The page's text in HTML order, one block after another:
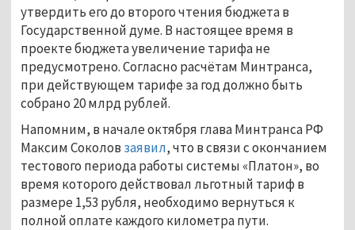
утвердить его до второго чтения бюджета в
Государственной думе. В настоящее время в
проекте бюджета увеличение тарифа не
предусмотрено. Согласно расчётам Минтранса,
при действующем тарифе за год должно быть
собрано 20 млрд рублей.
Напомним, в начале октября глава Минтранса РФ
Максим Соколов заявил, что в связи с окончанием
тестового периода работы системы «Платон», во
время которого действовал льготный тариф в
размере 1,53 рубля, необходимо вернуться к
полной оплате каждого километра пути.